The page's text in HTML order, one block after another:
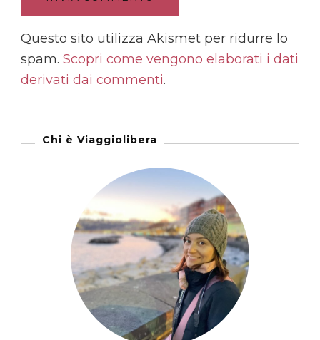
Questo sito utilizza Akismet per ridurre lo
spam. Scopri come vengono elaborati i dati
derivati dai commenti.
Chi è Viaggiolibera